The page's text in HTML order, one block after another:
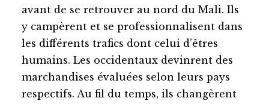
avant de se retrouver au nord du Mali. Ils
y campèrent et se professionnalisent dans
les différents trafics dont celui d’êtres
humains. Les occidentaux devinrent des
marchandises évaluées selon leurs pays
respectifs. Au fil du temps, ils changèrent